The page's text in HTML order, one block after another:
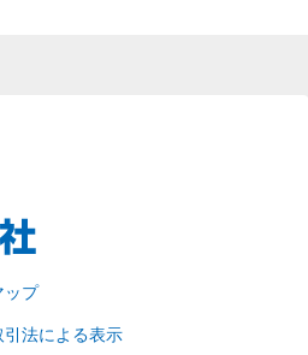
ップ
引法による表示